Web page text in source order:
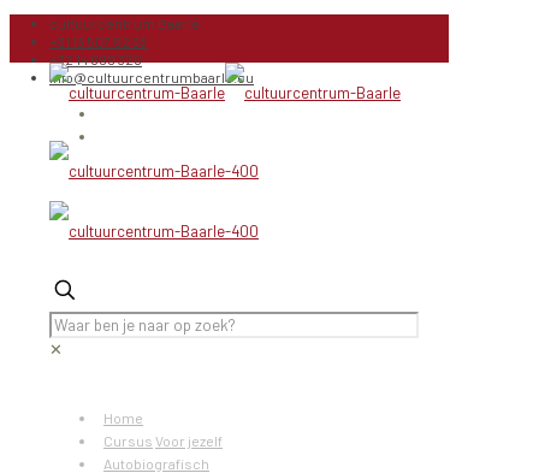
cultuurcentrum Baarle
+31 13 507 82 33
+32 14 699 326
info@cultuurcentrumbaarle.eu
✕
Home
Cursus Voor jezelf
Autobiografisch